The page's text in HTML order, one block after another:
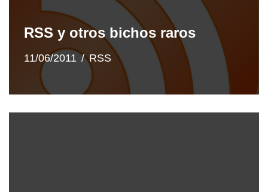
RSS y otros bichos raros
11/06/2011 RSS